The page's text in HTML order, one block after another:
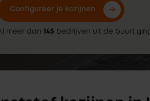
Configureer je kozijnen
meer dan 145 bedrijven uit de buurt